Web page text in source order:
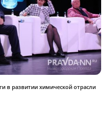
в развитии химической отрасли